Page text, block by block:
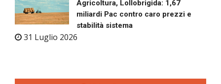
Agricoltura, Lollobrigida: 1,67
miliardi Pac contro caro prezzi e
stabilità sistema
31 Luglio 2026